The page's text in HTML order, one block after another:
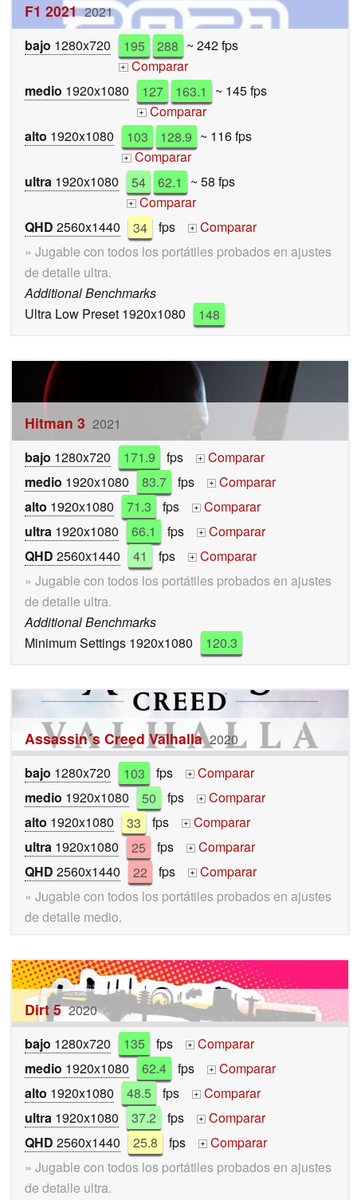
F1 2021 2021
bajo 1280x720 195 288 ~ 242 fps
+ Comparar
medio 1920x1080 127 163.1 ~ 145 fps
+ Comparar
alto 1920x1080 103 128.9 ~ 116 fps
+ Comparar
ultra 1920x1080 54 62.1 ~ 58 fps
+ Comparar
QHD 2560x1440 34 fps +
Comparar
» Jugable con todos los portátiles probados en ajustes
de detalle ultra.
Additional Benchmarks
Ultra Low Preset 1920x1080
148
Hitman 3 2021
bajo 1280x720 171.9 fps +
Comparar
medio 1920x1080 83.7 fps +
Comparar
alto 1920x1080 71.3 fps +
Comparar
ultra 1920x1080 66.1 fps +
Comparar
QHD 2560x1440 41 fps +
Comparar
» Jugable con todos los portátiles probados en ajustes
de detalle ultra.
Additional Benchmarks
Minimum Settings 1920x1080
120.3
Assassin´s Creed Valhalla 2020
bajo 1280x720 103 fps +
Comparar
medio 1920x1080 50 fps +
Comparar
alto 1920x1080 33 fps +
Comparar
ultra 1920x1080 25 fps +
Comparar
QHD 2560x1440 22 fps +
Comparar
» Jugable con todos los portátiles probados en ajustes
de detalle medio.
Dirt 5 2020
bajo 1280x720 135 fps +
Comparar
medio 1920x1080 62.4 fps +
Comparar
alto 1920x1080 48.5 fps +
Comparar
ultra 1920x1080 37.2 fps +
Comparar
QHD 2560x1440 25.8 fps +
Comparar
» Jugable con todos los portátiles probados en ajustes
de detalle ultra.